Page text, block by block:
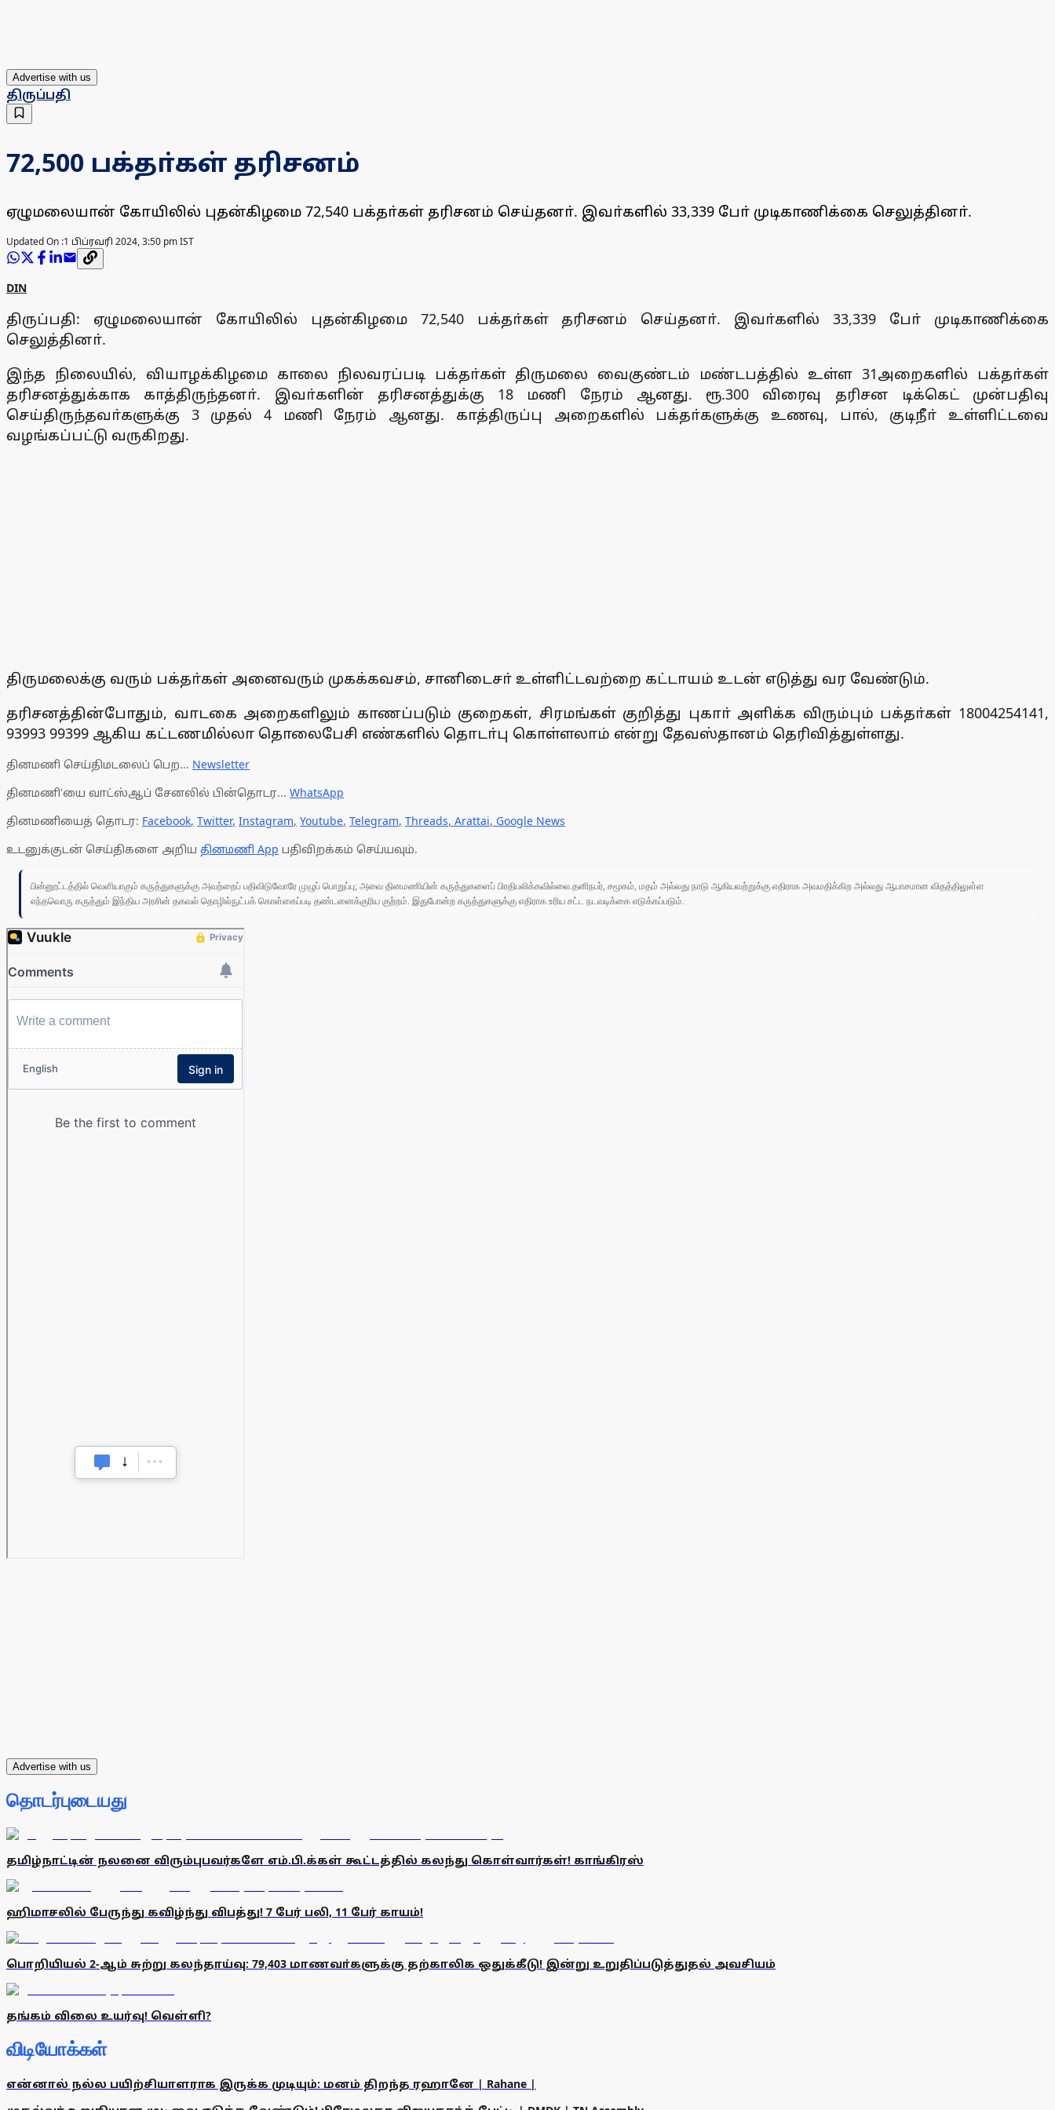
Advertise with us
திருப்பதி
72,500 பக்தா்கள் தரிசனம்
ஏழுமலையான் கோயிலில் புதன்கிழமை 72,540 பக்தா்கள் தரிசனம் செய்தனா். இவா்களில் 33,339 போ் முடிகாணிக்கை செலுத்தினா்.
Updated On :1 பிப்ரவரி 2024, 3:50 pm IST
DIN
திருப்பதி: ஏழுமலையான் கோயிலில் புதன்கிழமை 72,540 பக்தா்கள் தரிசனம் செய்தனா். இவா்களில் 33,339 போ் முடிகாணிக்கை
செலுத்தினா்.
இந்த நிலையில், வியாழக்கிழமை காலை நிலவரப்படி பக்தா்கள் திருமலை வைகுண்டம் மண்டபத்தில் உள்ள 31அறைகளில் பக்தா்கள்
தரிசனத்துக்காக காத்திருந்தனா். இவா்களின் தரிசனத்துக்கு 18 மணி நேரம் ஆனது. ரூ.300 விரைவு தரிசன டிக்கெட் முன்பதிவு
செய்திருந்தவா்களுக்கு 3 முதல் 4 மணி நேரம் ஆனது. காத்திருப்பு அறைகளில் பக்தா்களுக்கு உணவு, பால், குடிநீா் உள்ளிட்டவை
வழங்கப்பட்டு வருகிறது.
திருமலைக்கு வரும் பக்தா்கள் அனைவரும் முகக்கவசம், சானிடைசா் உள்ளிட்டவற்றை கட்டாயம் உடன் எடுத்து வர வேண்டும்.
தரிசனத்தின்போதும், வாடகை அறைகளிலும் காணப்படும் குறைகள், சிரமங்கள் குறித்து புகாா் அளிக்க விரும்பும் பக்தா்கள் 18004254141,
93993 99399 ஆகிய கட்டணமில்லா தொலைபேசி எண்களில் தொடா்பு கொள்ளலாம் என்று தேவஸ்தானம் தெரிவித்துள்ளது.
தினமணி செய்திமடலைப் பெற... Newsletter
தினமணி'யை வாட்ஸ்ஆப் சேனலில் பின்தொடர... WhatsApp
தினமணியைத் தொடர: Facebook, Twitter, Instagram, Youtube, Telegram, Threads, Arattai, Google News
உடனுக்குடன் செய்திகளை அறிய தினமணி App பதிவிறக்கம் செய்யவும்.
பின்னூட்டத்தில் வெளியாகும் கருத்துகளுக்கு அவற்றைப் பதிவிடுவோரே முழுப் பொறுப்பு; அவை தினமணியின் கருத்துகளைப் பிரதிபலிக்கவில்லை.தனிநபர், சமூகம், மதம் அல்லது நாடு ஆகியவற்றுக்கு எதிராக அவமதிக்கிற அல்லது ஆபாசமான விதத்திலுள்ள
எந்தவொரு கருத்தும் இந்திய அரசின் தகவல் தொழில்நுட்பக் கொள்கைப்படி தண்டனைக்குரிய குற்றம். இதுபோன்ற கருத்துகளுக்கு எதிராக உரிய சட்ட நடவடிக்கை எடுக்கப்படும்.
Advertise with us
தொடர்புடையது
தமிழ்நாட்டின் நலனை விரும்புபவர்களே எம்.பி.க்கள் கூட்டத்தில் கலந்து கொள்வார்கள்! காங்கிரஸ்
ஹிமாசலில் பேருந்து கவிழ்ந்து விபத்து! 7 பேர் பலி, 11 பேர் காயம்!
பொறியியல் 2-ஆம் சுற்று கலந்தாய்வு: 79,403 மாணவா்களுக்கு தற்காலிக ஒதுக்கீடு! இன்று உறுதிப்படுத்துதல் அவசியம்
தங்கம் விலை உயர்வு! வெள்ளி?
விடியோக்கள்
என்னால் நல்ல பயிற்சியாளராக இருக்க முடியும்: மனம் திறந்த ரஹானே | Rahane |